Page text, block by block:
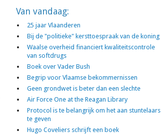
Van vandaag:
25 jaar Vlaanderen
Bij de "politieke" kersttoespraak van de koning
Waalse overheid financiert kwaliteitscontrole
van softdrugs
Boek over Vader Bush
Begrip voor Vlaamse bekommernissen
Geen grondwet is beter dan een slechte
Air Force One at the Reagan Library
Protocol is te belangrijk om het aan stuntelaars
te geven
Hugo Coveliers schrijft een boek